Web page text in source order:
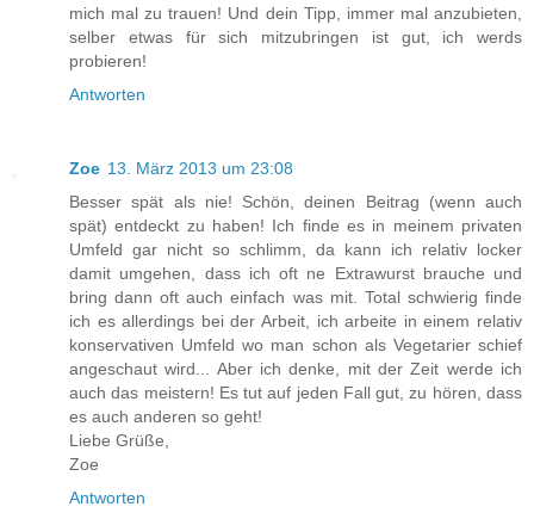
mich mal zu trauen! Und dein Tipp, immer mal anzubieten,
selber etwas für sich mitzubringen ist gut, ich werds
probieren!
Antworten
Zoe 13. März 2013 um 23:08
Besser spät als nie! Schön, deinen Beitrag (wenn auch
spät) entdeckt zu haben! Ich finde es in meinem privaten
Umfeld gar nicht so schlimm, da kann ich relativ locker
damit umgehen, dass ich oft ne Extrawurst brauche und
bring dann oft auch einfach was mit. Total schwierig finde
ich es allerdings bei der Arbeit, ich arbeite in einem relativ
konservativen Umfeld wo man schon als Vegetarier schief
angeschaut wird... Aber ich denke, mit der Zeit werde ich
auch das meistern! Es tut auf jeden Fall gut, zu hören, dass
es auch anderen so geht!
Liebe Grüße,
Zoe
Antworten